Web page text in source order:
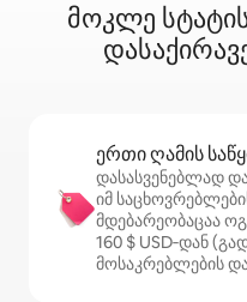
მოკლე
ერთი ღამის
დასასვენებლად
იმ
მდებარეობაცაა
160 $ USD‑დან
მოსაკრებლების